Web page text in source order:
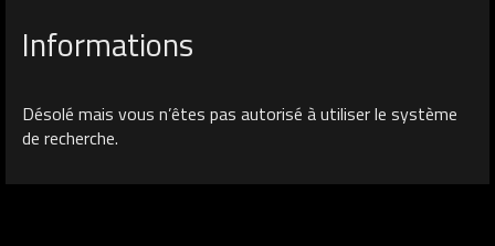
Informations
Désolé mais vous n’êtes pas autorisé à utiliser le système
de recherche.